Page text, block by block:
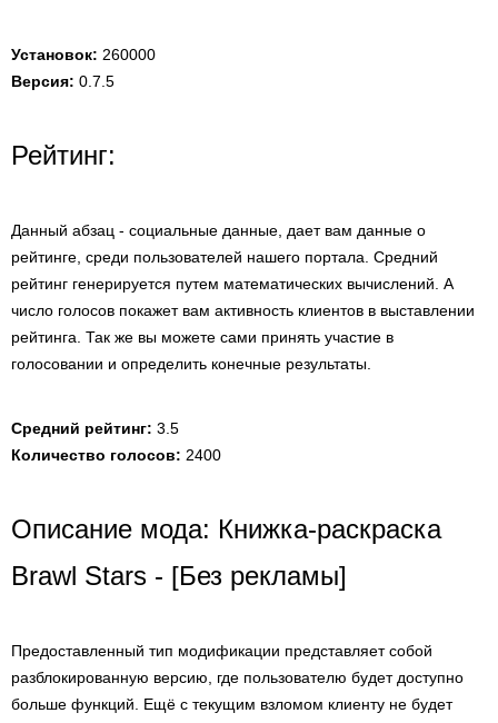
Установок: 260000
Версия: 0.7.5
Рейтинг:
Данный абзац - социальные данные, дает вам данные о
рейтинге, среди пользователей нашего портала. Средний
рейтинг генерируется путем математических вычислений. А
число голосов покажет вам активность клиентов в выставлении
рейтинга. Так же вы можете сами принять участие в
голосовании и определить конечные результаты.
Средний рейтинг: 3.5
Количество голосов: 2400
Описание мода: Книжка-раскраска
Brawl Stars - [Без рекламы]
Предоставленный тип модификации представляет собой
разблокированную версию, где пользователю будет доступно
больше функций. Ещё с текущим взломом клиенту не будет